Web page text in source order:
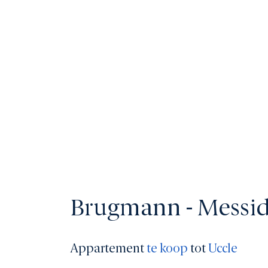
Brugmann -
Appartement te koop tot Uccle